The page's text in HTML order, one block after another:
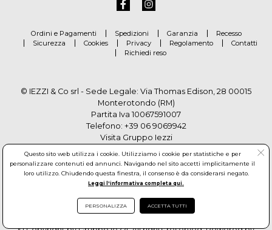
Ordini e Pagamenti Spedizioni Garanzia
Recesso
Sicurezza
Cookies Privacy Regolamento
Contatti
Richiedi reso
© IEZZI & Co srl - Sede Legale: Via Thomas Edison, 28 00015
Monterotondo (RM)
Partita Iva 10067591007
Telefono: +39 06 9069942
Visita Gruppo Iezzi
Questo sito web utilizza i cookie. Utilizziamo i cookie per statistiche e per
personalizzare contenuti ed annunci. Navigando nel sito accetti implicitamente il
loro utilizzo. Chiudendo questa finestra, il consenso è da considerarsi negato.
Leggi l'informativa completa qui.
PERSONALIZZA ACCETTA TUTTI